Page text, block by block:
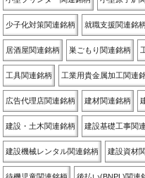
少子化対策関連銘柄 就職支援関連銘
居酒屋関連銘柄 巣ごもり関連銘柄
工具関連銘柄 工業用貴金属加工関連
広告代理店関連銘柄 建材関連銘柄
建設・土木関連銘柄 建設基礎工事関
建設機械レンタル関連銘柄 建設資材